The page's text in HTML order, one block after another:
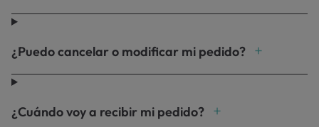
¿Puedo cancelar o modificar mi pedido?
¿Cuándo voy a recibir mi pedido?